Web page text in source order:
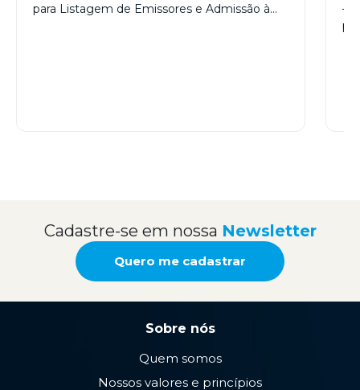
para Listagem de Emissores e Admissão à…
–
Cadastre-se em nossa Newsletter
Quero me cadastrar
Sobre nós
Quem somos
Nossos valores e princípios